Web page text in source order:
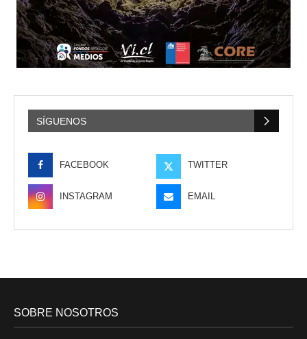
SÍGUENOS
FACEBOOK TWITTER
INSTAGRAM EMAIL
SOBRE NOSOTROS